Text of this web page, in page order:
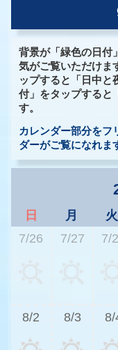
背景が「緑色の日付
気がご覧いただけま
ップすると「日中と
付」をタップすると
す。
カレンダー部分をフ
ダーがご覧になれま
日 月 火
7/26
7/27 7/
8/2 8/3 8/